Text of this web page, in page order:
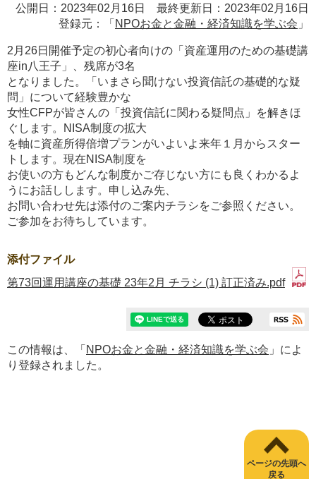
公開日：2023年02月16日 最終更新日：2023年02月16日
登録元：「 NPOお金と金融・経済知識を学ぶ会 」
2月26日開催予定の初心者向けの「資産運用のための基礎講
座in八王子」、残席が3名
となりました。「いまさら聞けない投資信託の基礎的な疑
問」について経験豊かな
女性CFPが皆さんの「投資信託に関わる疑問点」を解きほ
ぐします。NISA制度の拡大
を軸に資産所得倍増プランがいよいよ来年１月からスター
トします。現在NISA制度を
お使いの方もどんな制度かご存じない方にも良くわかるよ
うにお話しします。申し込み先、
お問い合わせ先は添付のご案内チラシをご参照ください。
ご参加をお待ちしています。
添付ファイル
第73回運用講座の基礎 23年2月 チラシ (1) 訂正済み.pdf
この情報は、「 NPOお金と金融・経済知識を学ぶ会 」によ
り登録されました。
ページの先頭へ
戻る